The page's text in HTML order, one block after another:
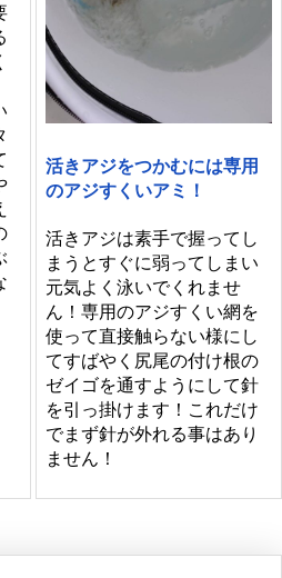
活きアジをつかむには専用
のアジすくいアミ！
活きアジは素手で握ってし
まうとすぐに弱ってしまい
元気よく泳いでくれませ
ん！専用のアジすくい網を
使って直接触らない様にし
てすばやく尻尾の付け根の
ゼイゴを通すようにして針
を引っ掛けます！これだけ
でまず針が外れる事はあり
ません！